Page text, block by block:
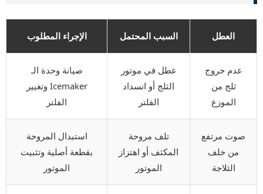
العطل السبب المحتمل الإجراء المطلوب
عدم خروج
ثلج من
الموزع
عطل في موتور
الثلج أو انسداد
الفلتر
صيانة وحدة الـ
Icemaker وتغيير
الفلتر
صوت مرتفع
من خلف
الثلاجة
تلف مروحة
المكثف أو اهتزاز
الموتور
استبدال المروحة
بقطعة أصلية وتثبيت
الموتور